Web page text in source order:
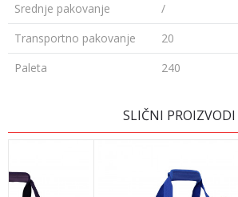
Srednje pakovanje
/
Transportno pakovanje
20
Paleta
240
SLIČNI PROIZVODI